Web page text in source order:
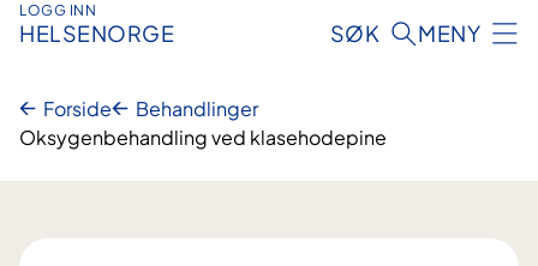
LOGG INN
HELSENORGE SØK MENY
Forside
Behandlinger
Oksygenbehandling ved klasehodepine